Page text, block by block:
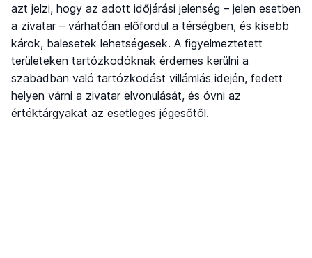
azt jelzi, hogy az adott időjárási jelenség – jelen esetben
a zivatar – várhatóan előfordul a térségben, és kisebb
károk, balesetek lehetségesek. A figyelmeztetett
területeken tartózkodóknak érdemes kerülni a
szabadban való tartózkodást villámlás idején, fedett
helyen várni a zivatar elvonulását, és óvni az
értéktárgyakat az esetleges jégesőtől.